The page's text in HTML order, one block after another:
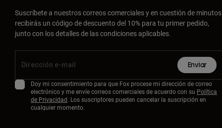
Suscríbete a nuestros correos comerciales y en cuestión de minutos
recibirás un código de descuento del 10% para tu primer pedido,
junto con los detalles de las condiciones aplicables.
Enviar
Doy mi consentimiento para que Fox procese mi dirección de correo
electrónico y me envíe correos comerciales de acuerdo con su Política
de Privacidad. Los suscriptores pueden cancelar la suscripción en
cualquier momento.